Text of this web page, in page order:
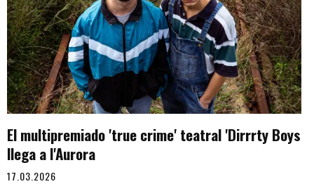
El multipremiado 'true crime' teatral 'Dirrrty Boys
llega a l'Aurora
17.03.2026